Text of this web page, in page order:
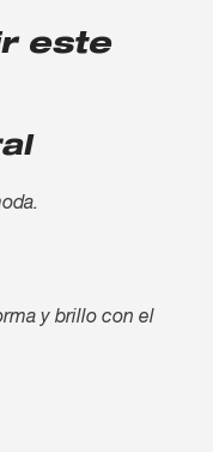
este
y brillo con el